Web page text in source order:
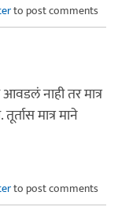
to post comments
नाही तर मात्र
मात्र माने
to post comments